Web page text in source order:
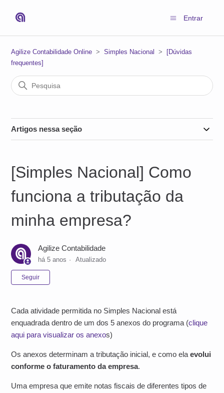
Entrar
Agilize Contabilidade Online Simples Nacional
[Dúvidas
frequentes]
Artigos nessa seção
[Simples Nacional] Como
funciona a tributação da
minha empresa?
Agilize Contabilidade
há 5 anos Atualizado
Seguir
Cada atividade permitida no Simples Nacional está
enquadrada dentro de um dos 5 anexos do programa (clique
aqui para visualizar os anexos)
Os anexos determinam a tributação inicial, e como elaevolui
conforme o faturamento da empresa.
Uma empresa que emite notas fiscais de diferentes tipos de